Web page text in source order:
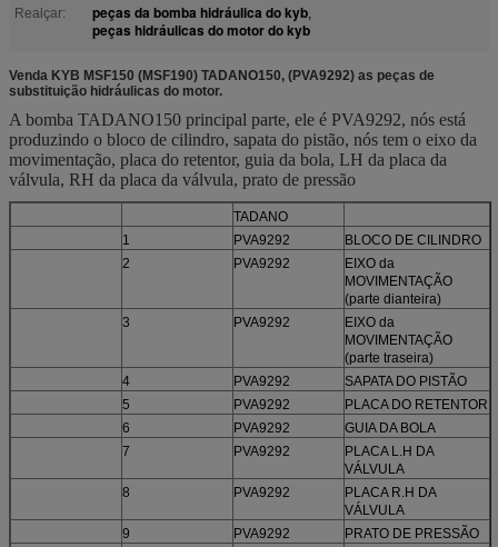
Realçar:
peças da bomba hidráulica do kyb,
peças hidráulicas do motor do kyb
Venda KYB MSF150 (MSF190) TADANO150, (PVA9292) as peças de
substituição hidráulicas do motor.
A bomba TADANO150 principal parte, ele é PVA9292, nós está
produzindo o bloco de cilindro, sapata do pistão, nós tem o eixo da
movimentação, placa do retentor, guia da bola, LH da placa da
válvula, RH da placa da válvula, prato de pressão
TADANO
1
PVA9292
BLOCO DE CILINDRO
2
PVA9292
EIXO da
MOVIMENTAÇÃO
(parte dianteira)
3
PVA9292
EIXO da
MOVIMENTAÇÃO
(parte traseira)
4
PVA9292
SAPATA DO PISTÃO
5
PVA9292
PLACA DO RETENTOR
6
PVA9292
GUIA DA BOLA
7
PVA9292
PLACA L.H DA
VÁLVULA
8
PVA9292
PLACA R.H DA
VÁLVULA
9
PVA9292
PRATO DE PRESSÃO